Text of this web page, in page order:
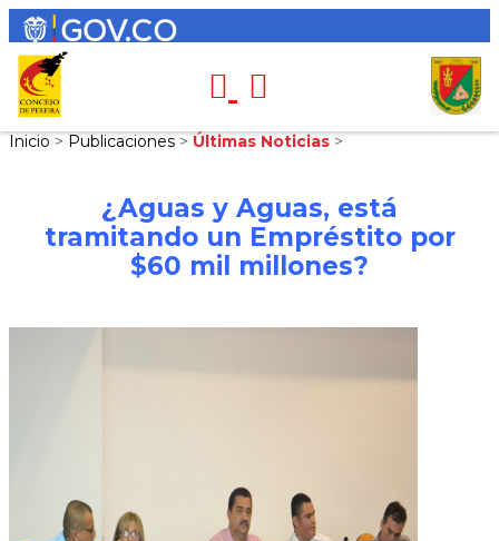
Inicio > Publicaciones > Últimas Noticias >
¿Aguas y Aguas, está
tramitando un Empréstito por
$60 mil millones?